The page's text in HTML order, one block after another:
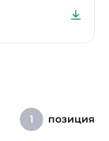
1 позиция